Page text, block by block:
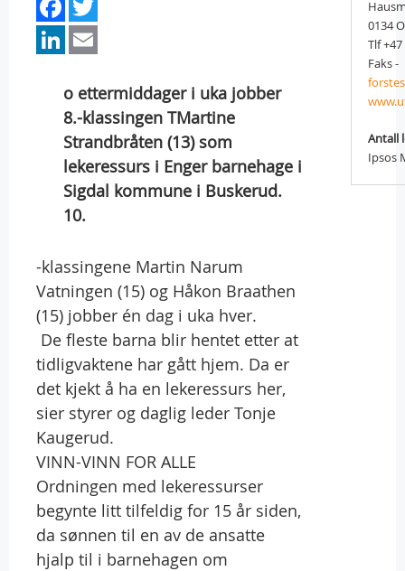
LinkedIn
o ettermiddager i uka jobber
8.-klassingen TMartine
Strandbråten (13) som
lekeressurs i Enger barnehage i
Sigdal kommune i Buskerud.
10.
-klassingene Martin Narum
Vatningen (15) og Håkon Braathen
(15) jobber én dag i uka hver.
 De fleste barna blir hentet etter at
tidligvaktene har gått hjem. Da er
det kjekt å ha en lekeressurs her,
sier styrer og daglig leder Tonje
Kaugerud.
VINN-VINN FOR ALLE
Ordningen med lekeressurser
begynte litt tilfeldig for 15 år siden,
da sønnen til en av de ansatte
hjalp til i barnehagen om
0134
Tlf
Faks -
Antall
Ipsos